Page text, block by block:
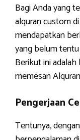
Bagi Anda yang
alquran custom
mendapatkan
yang belum
Berikut ini
memesan
Pengerjaan
Tentunya,